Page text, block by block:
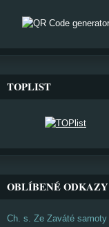
TOPLIST
OBLÍBENÉ ODKAZY
Ch. s. Ze Zaváté samoty